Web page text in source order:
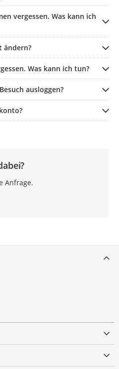
vergessen. Was kann ich
ändern?
Was kann ich tun?
ausloggen?
Anfrage.